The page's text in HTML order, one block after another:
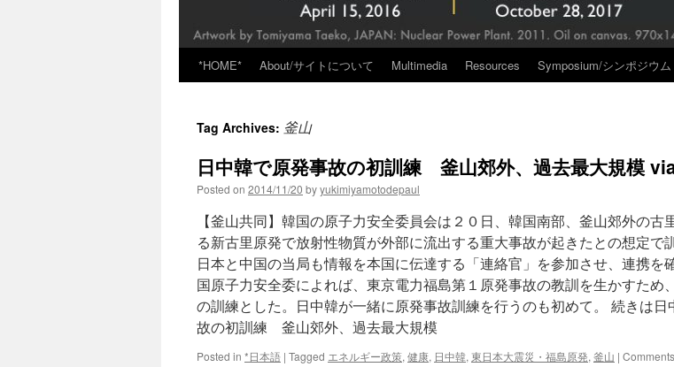
*HOME* About/サイトについて Multimedia Resources Symposium/シンポジウム
Tag Archives: 釜山
日中韓で原発事故の初訓練 釜山郊外、過去最大規模
Posted on 2014/11/20 byyukimiyamotodepaul
【釜山共同】韓国の原子力安全委員会は２０日、韓国南部、釜山郊外の古
る新古里原発で放射性物質が外部に流出する重大事故が起きたとの想定で
日本と中国の当局も情報を本国に伝達する「連絡官」を参加させ、連携を
国原子力安全委によれば、東京電力福島第１原発事故の教訓を生かすため
の訓練とした。日中韓が一緒に原発事故訓練を行うのも初めて。 続きは日
故の初訓練 釜山郊外、過去最大規模
Posted in *日本語 | Tagged エネルギー政策, 健康, 日中韓, 東日本大震災・福島原発, 釜山 |